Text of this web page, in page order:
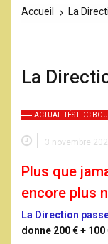
Accueil
La
La
ACTUALITÉS LDC
3 novembre
Plus que
encore plus
La Direction
donne 200 € +